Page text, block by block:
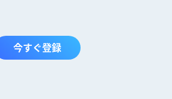
今すぐ登録